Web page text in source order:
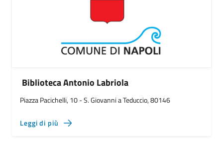
Biblioteca Antonio Labriola
Piazza Pacichelli, 10 - S. Giovanni a Teduccio, 80146
Leggi di più